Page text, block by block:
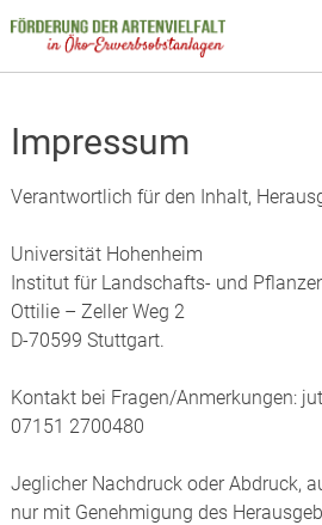
Skip
to
content
Impressum
Verantwortlich für den Inhalt,
Universität Hohenheim
Institut für Landschafts- und
Ottilie – Zeller Weg 2
D-70599 Stuttgart.
Kontakt bei Fragen/Anmerkungen:
07151 2700480
Jeglicher Nachdruck oder Abdruck,
nur mit Genehmigung des